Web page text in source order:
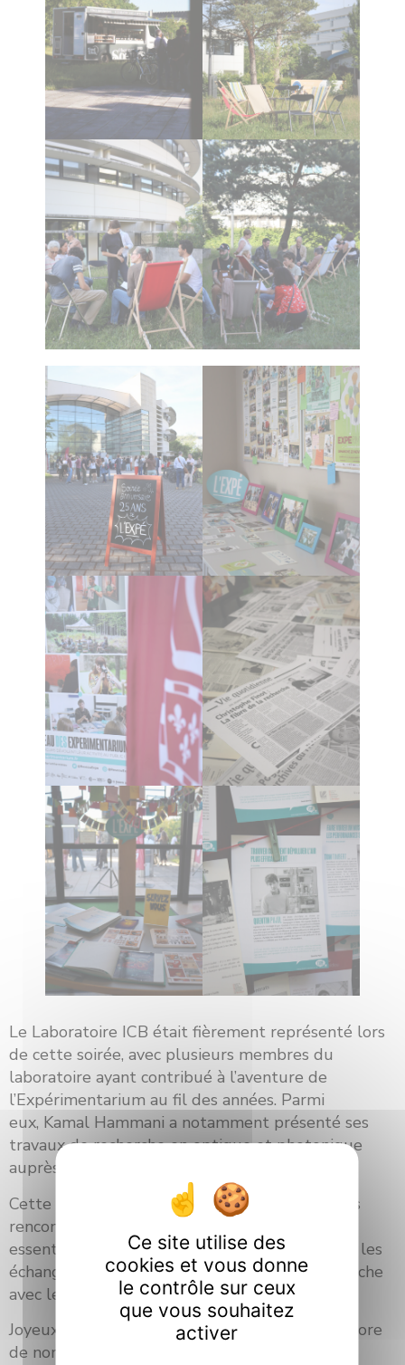
Le Laboratoire ICB était fièrement représenté lors
de cette soirée, avec plusieurs membres du
laboratoire ayant contribué à l’aventure de
l’Expérimentarium au fil des années. Parmi
eux, Kamal Hammani a notamment présenté ses
travaux de recherche en optique et photonique
auprès du public.
Cette soirée anniversaire a rappelé combien les
rencontres entre science et société sont
essentielles pour susciter la curiosité, favoriser les
échanges et partager les avancées de la recherche
avec le plus grand nombre.
Joyeux anniversaire à l’Expérimentarium, et encore
de nombreuses années de science à partager !
Ce site utilise des
cookies et vous donne
le contrôle sur ceux
que vous souhaitez
activer